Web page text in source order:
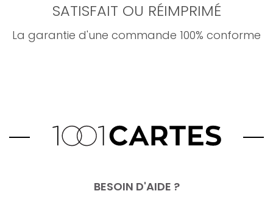
SATISFAIT OU RÉIMPRIMÉ
La garantie d'une commande 100% conforme
BESOIN D'AIDE ?